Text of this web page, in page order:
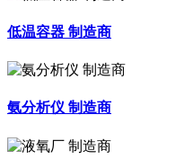
低温容器 制造商
氨分析仪 制造商